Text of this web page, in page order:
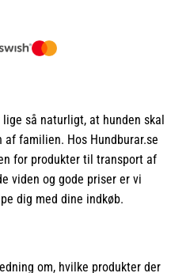
så naturligt, at hunden skal
familien. Hos Hundburar.se
for produkter til transport af
viden og gode priser er vi
dig med dine indkøb.
om, hvilke produkter der